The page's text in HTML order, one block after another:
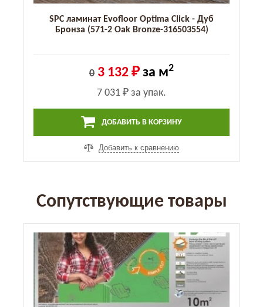
SPC ламинат Evofloor Optima Click - Дуб
Бронза (571-2 Оak Bronze-316503554)
0 3 132 ₽ за м2
7 031 ₽ за упак.
ДОБАВИТЬ В КОРЗИНУ
Добавить к сравнению
Сопутствующие товары